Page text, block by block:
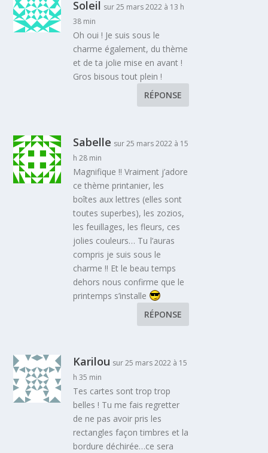
Soleil sur 25 mars 2022 à 13 h
38 min
Oh oui ! Je suis sous le
charme également, du thème
et de ta jolie mise en avant !
Gros bisous tout plein !
RÉPONSE
Sabelle sur 25 mars 2022 à 15
h 28 min
Magnifique !! Vraiment j’adore
ce thème printanier, les
boîtes aux lettres (elles sont
toutes superbes), les zozios,
les feuillages, les fleurs, ces
jolies couleurs… Tu l’auras
compris je suis sous le
charme !! Et le beau temps
dehors nous confirme que le
printemps s’installe
RÉPONSE
Karilou sur 25 mars 2022 à 15
h 35 min
Tes cartes sont trop trop
belles ! Tu me fais regretter
de ne pas avoir pris les
rectangles façon timbres et la
bordure déchirée…ce sera